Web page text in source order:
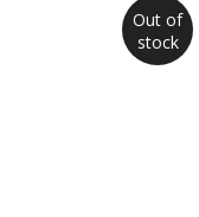
Out of
stock